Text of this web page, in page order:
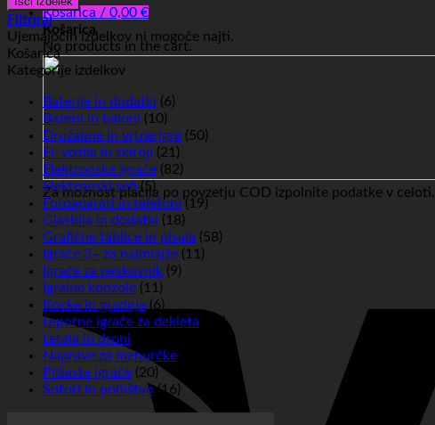
Košarica / 0,00 €
Košarica
No products in the cart.
Za možnost plačila po povzetju COD izpolnite podatke v celoti.
Filtriraj
Ujemajočih izdelkov ni mogoče najti.
Košarica
Kategorije izdelkov
Baterije in dodatki (6)
Bazeni in baloni (10)
Družabne in vrtne igre (50)
El. vozila in skiroji (21)
Elektronske igrače (82)
Elektronski sefi (5)
Fotoaparati in telefoni (19)
Glasbila in dodatki (18)
Grafične tablice in pisala (58)
Igrače 3+ za najmlajše (11)
Igrače za peskovnik (9)
Igralne konzole (11)
Kocke in gradnja (6)
Lepotne igrače za dekleta
(15)
Letala in droni
Naprave za mehurčke
Plišaste igrače (20)
Šotori in pohištvo (16)